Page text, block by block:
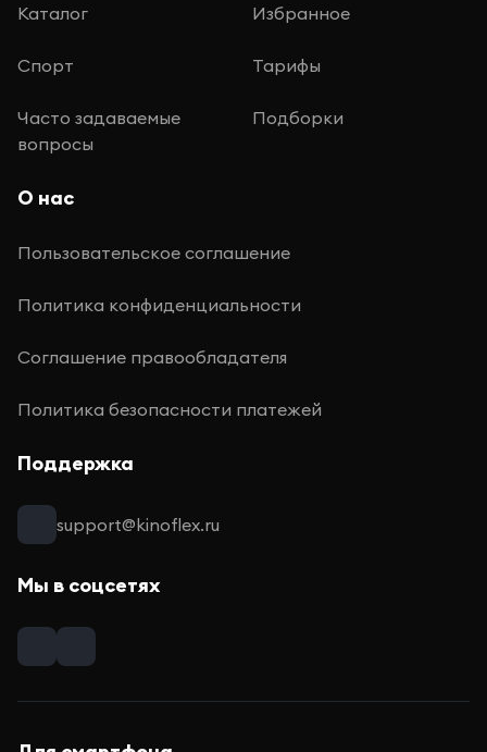
Каталог Избранное
Спорт Тарифы
Часто задаваемые
вопросы
Подборки
О нас
Пользовательское соглашение
Политика конфиденциальности
Соглашение правообладателя
Политика безопасности платежей
Поддержка
support@kinoflex.ru
Мы в соцсетях